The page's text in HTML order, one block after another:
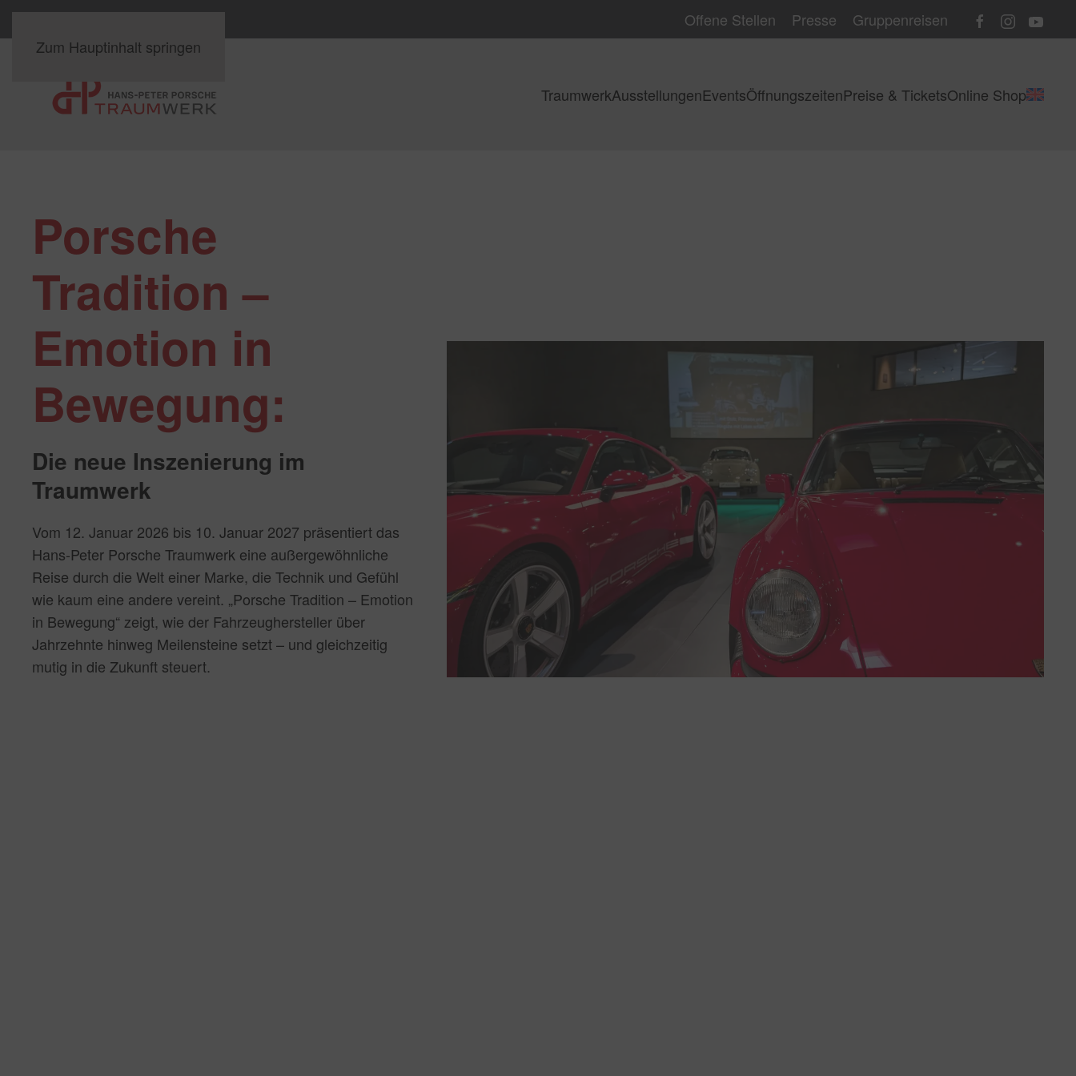
Zum Hauptinhalt springen
Offene Stellen Presse Gruppenreisen
TraumwerkAusstellungenEventsÖffnungszeitenPreise & TicketsOnline Shop
Porsche
Tradition –
Emotion in
Bewegung:
Die neue Inszenierung im
Traumwerk
Vom 12. Januar 2026 bis 10. Januar 2027 präsentiert das
Hans-Peter Porsche Traumwerk eine außergewöhnliche
Reise durch die Welt einer Marke, die Technik und Gefühl
wie kaum eine andere vereint. „Porsche Tradition – Emotion
in Bewegung“ zeigt, wie der Fahrzeughersteller über
Jahrzehnte hinweg Meilensteine setzt – und gleichzeitig
mutig in die Zukunft steuert.